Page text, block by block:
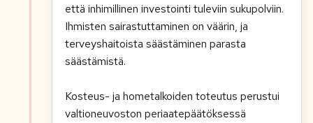
että inhimillinen investointi tuleviin sukupolviin.
Ihmisten sairastuttaminen on väärin, ja
terveyshaitoista säästäminen parasta
säästämistä.
Kosteus- ja hometalkoiden toteutus perustui
valtioneuvoston periaatepäätöksessä